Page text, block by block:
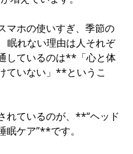
マホの使いすぎ、季節の
眠れない理由は人それぞ
しているのは**「心と体
ていない」**というこ
れているのが、**“ヘッド
眠ケア”**です。